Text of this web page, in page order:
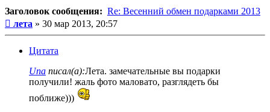
Заголовок сообщения: Re: Весенний обмен подарками 2013
Сообщение
лета » 30 мар 2013, 20:57
Цитата
Una писал(а):Лета. замечательные вы подарки
получили! жаль фото маловато, разглядеть бы
поближе)))